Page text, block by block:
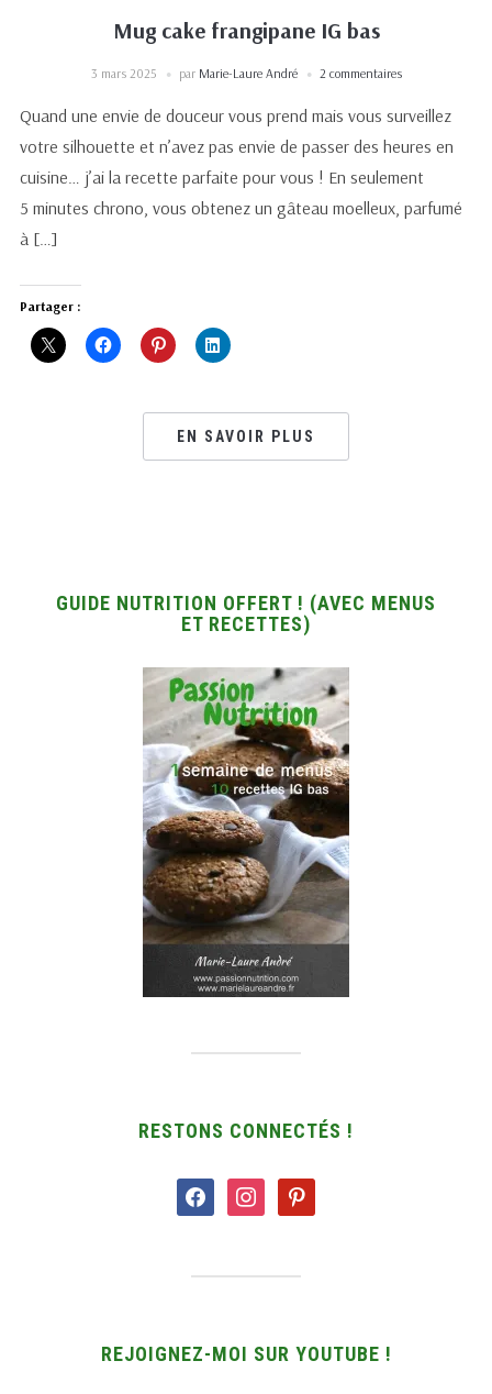
Mug cake frangipane IG bas
3 mars 2025 par Marie-Laure André 2 commentaires
Quand une envie de douceur vous prend mais vous surveillez
votre silhouette et n’avez pas envie de passer des heures en
cuisine… j’ai la recette parfaite pour vous ! En seulement
5 minutes chrono, vous obtenez un gâteau moelleux, parfumé
à […]
Partager :
EN SAVOIR PLUS
GUIDE NUTRITION OFFERT ! (AVEC MENUS
ET RECETTES)
RESTONS CONNECTÉS !
facebookinstagrampinterest
REJOIGNEZ-MOI SUR YOUTUBE !